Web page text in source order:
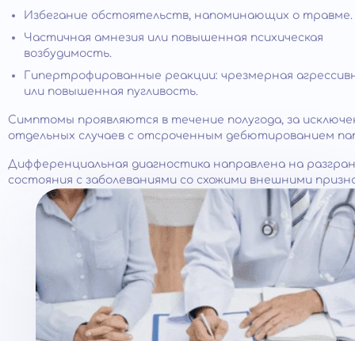
Избегание обстоятельств, напоминающих о травме.
Частичная амнезия или повышенная психическая
возбудимость.
Гипертрофированные реакции: чрезмерная
или повышенная пугливость.
Симптомы проявляются в течение полугода, за
отдельных случаев с отсроченным дебютированием
Дифференциальная диагностика направлена на
состояния с заболеваниями со схожими внешними